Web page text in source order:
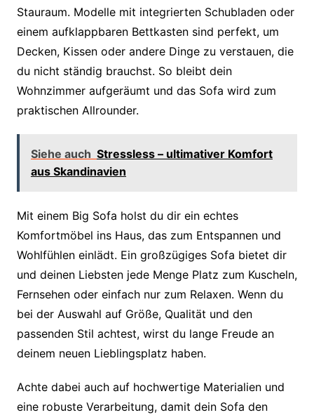
Stauraum. Modelle mit integrierten Schubladen oder
einem aufklappbaren Bettkasten sind perfekt, um
Decken, Kissen oder andere Dinge zu verstauen, die
du nicht ständig brauchst. So bleibt dein
Wohnzimmer aufgeräumt und das Sofa wird zum
praktischen Allrounder.
Siehe auch Stressless – ultimativer Komfort
aus Skandinavien
Mit einem Big Sofa holst du dir ein echtes
Komfortmöbel ins Haus, das zum Entspannen und
Wohlfühlen einlädt. Ein großzügiges Sofa bietet dir
und deinen Liebsten jede Menge Platz zum Kuscheln,
Fernsehen oder einfach nur zum Relaxen. Wenn du
bei der Auswahl auf Größe, Qualität und den
passenden Stil achtest, wirst du lange Freude an
deinem neuen Lieblingsplatz haben.
Achte dabei auch auf hochwertige Materialien und
eine robuste Verarbeitung, damit dein Sofa den